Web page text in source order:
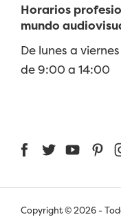
Horarios
mundo
De lunes a viernes
de 9:00 a 14:00
FacebookTwitter
Copyright © 2026 -